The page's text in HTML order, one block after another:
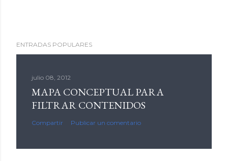
ENTRADAS POPULARES
julio 08, 2012
MAPA CONCEPTUAL PARA
FILTRAR CONTENIDOS
Compartir Publicar un comentario